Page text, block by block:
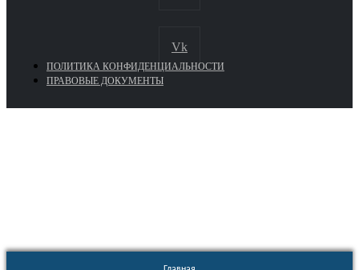
Vk
ПОЛИТИКА КОНФИДЕНЦИАЛЬНОСТИ
ПРАВОВЫЕ ДОКУМЕНТЫ